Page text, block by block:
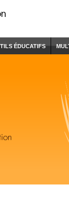
ÉDUCATIFS